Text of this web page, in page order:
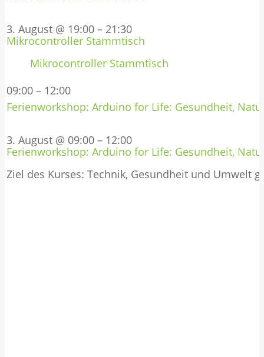
3. August @ 19:00 – 21:30
Mikrocontroller Stammtisch
Mikrocontroller Stammtisch
09:00 – 12:00
Ferienworkshop: Arduino for Life: Gesundheit,
3. August @ 09:00 – 12:00
Ferienworkshop: Arduino for Life: Gesundheit,
Ziel des Kurses: Technik, Gesundheit und Umwelt